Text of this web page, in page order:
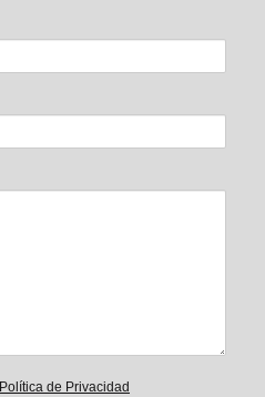
Política de Privacidad